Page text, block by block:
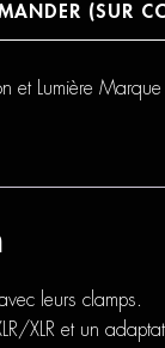
(SUR
et Lumière Marque
leurs clamps.
XLR et un